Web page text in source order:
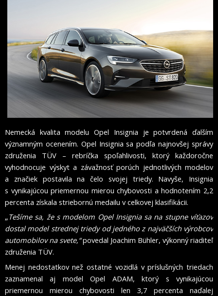
Nemecká kvalita modelu Opel Insignia je potvrdená ďalším
významným ocenením. Opel Insignia sa podľa najnovšej správy
združenia TÜV – rebríčka spoľahlivosti, ktorý každoročne
vyhodnocuje výskyt a závažnosť porúch jednotlivých modelov
a značiek postavila na čelo svojej triedy. Navyše, Insignia
s vynikajúcou priemernou mierou chybovosti a hodnotením 2,2
percenta získala striebornú medailu v celkovej klasifikácii.
„Tešíme sa, že s modelom Opel Insignia sa na stupne víťazov
dostal model strednej triedy od jedného z najväčších výrobcov
automobilov na svete,“povedal Joachim Bühler, výkonný riaditeľ
združenia TÜV.
Menej nedostatkov než ostatné vozidlá v príslušných triedach
zaznamenal aj model Opel ADAM, ktorý s vynikajúcou
priemernou mierou chybovosti len 3,7 percenta naďalej